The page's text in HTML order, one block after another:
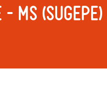
MS (SUGEPE)